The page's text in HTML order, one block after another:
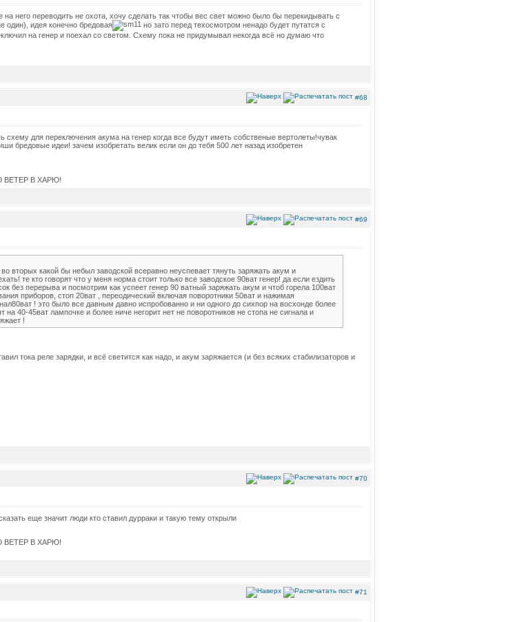
него переводить не охота, хочу сделать так чтобы вес свет можно было бы перекидывать с
один), идея конечно бредовая
но зато перед техосмотром ненадо будет путатся с
на генер и поехал со светом. Схему пока не придумывал некогда всё но думаю что
#68
для переключения акума на генер когда все будут иметь собственые вертолеты!чувак
бредовые идеи! зачем изобретать велик если он до тебя 500 лет назад изобретен
ВЕТЕР В ХАРЮ!
#69
вторых какой бы небыл заводской всеравно неуспевает тянуть заряжать акум и
те кто говорят что у меня норма стоит только все заводское 90ват генер! да если ездить
без перерыва и посмотрим как успеет генер 90 ватный заряжать акум и чтоб горела 100ват
приборов, стоп 20ват , переодический включая поворотники 50ват и нажимая
! это было все давным давно испробованно и ни одного до сихпор на восхонде более
40-45ват лампочке и более ниче негорит нет не поворотников не стопа не сигнала и
!
тока реле зарядки, и всё светится как надо, и акум заряжается (и без всяких стабилизаторов и
#70
еще значит люди кто ставил дурраки и такую тему открыли
ВЕТЕР В ХАРЮ!
#71